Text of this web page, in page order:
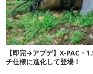
【即完→アプデ】X-PAC・
チ仕様に進化して登場！